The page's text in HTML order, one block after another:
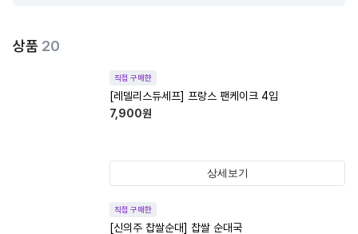
상품 20
직접 구매한
[레델리스듀세프] 프랑스 팬케이크 4입
7,900원
상세보기
직접 구매한
[신의주 찹쌀순대] 찹쌀 순대국